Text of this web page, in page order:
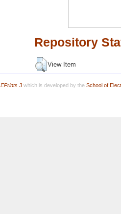
Repository
View Item
EPrints 3which is developed by the School of